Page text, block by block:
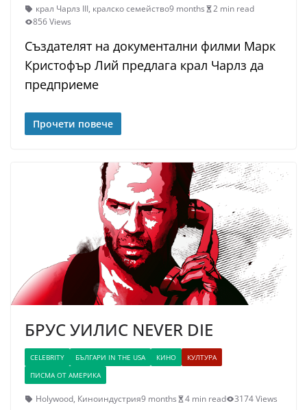
крал Чарлз III, кралско семейство9 months
2 min read
856 Views
Създателят на документални филми Марк
Кристофър Лий предлага крал Чарлз да
предприеме
Прочети повече
БРУС УИЛИС NEVER DIE
CELEBRITY БЪЛГАРИ IN THE USA КИНО
КУЛТУРА
ПИСМА ОТ АМЕРИКА
Holywood, Киноиндустрия9 months 4 min read 3174 Views